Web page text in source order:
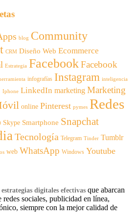
blog Community
CRM Diseño Web Ecommerce
Estrategia FacebookFacebook
infografías Instagram inteligencia
Iphone LinkedIn marketing Marketing
online Pinterest pymes Redes
Skype Smartphone Snapchat
Tecnología Telegram Tinder Tumblr
web WhatsApp Windows Youtube
digitales efectivas que abarcan
redes sociales, publicidad en línea,
siempre con la mejor calidad de